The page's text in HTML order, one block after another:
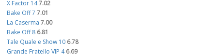
X Factor 147.02
Bake Off 7 7.01
La Caserma 7.00
Bake Off 8 6.81
Tale Quale e Show 10 6.78
Grande Fratello VIP 4 6.69